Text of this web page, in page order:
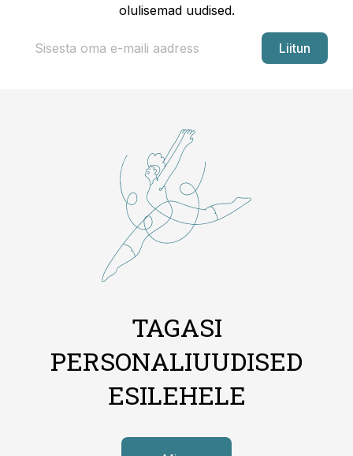
olulisemad uudised.
Liitun
TAGASI
PERSONALIUUDISED
ESILEHELE